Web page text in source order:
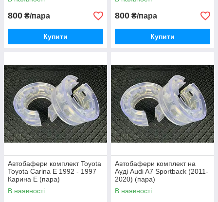
800 ₴/пара
Купити
800 ₴/пара
Купити
Автобафери комплект Toyota
Toyota Carina E 1992 - 1997
Карина Е (пара)
В наявності
Автобафери комплект на
Ауді Audi A7 Sportback (2011-
2020) (пара)
В наявності